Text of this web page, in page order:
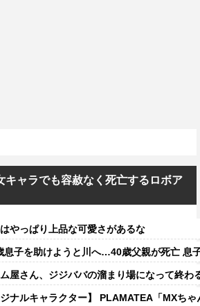
キャラでも容赦なく死亡するロボア
やっぱり上品な可愛さがあるな
息子を助けようと川へ…40歳父親が死亡 息
ム屋さん、ジジババの溜まり場になって終
ナルキャラクター】 PLAMATEA「MXちゃん